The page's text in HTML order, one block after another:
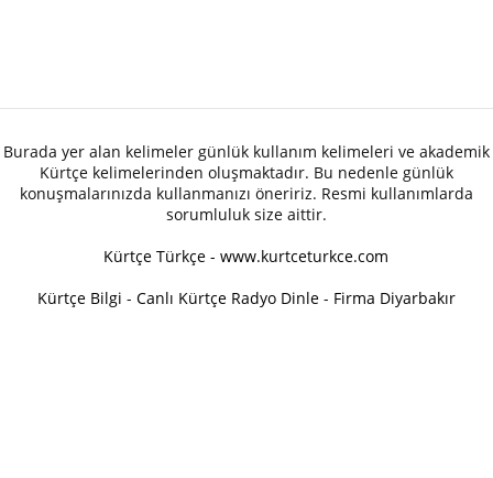
Burada yer alan kelimeler günlük kullanım kelimeleri ve akademik
Kürtçe kelimelerinden oluşmaktadır. Bu nedenle günlük
konuşmalarınızda kullanmanızı öneririz. Resmi kullanımlarda
sorumluluk size aittir.
Kürtçe Türkçe - www.kurtceturkce.com
Kürtçe Bilgi - Canlı Kürtçe Radyo Dinle - Firma Diyarbakır